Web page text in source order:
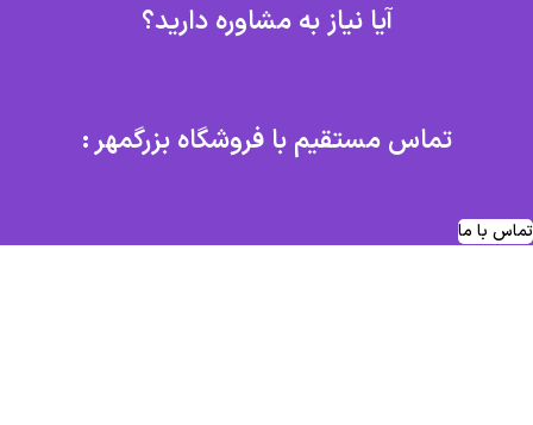
آیا نیاز به مشاوره دارید؟
تماس مستقیم با فروشگاه بزرگمهر :
تماس با ما